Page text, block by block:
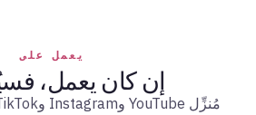
يعمل على
إن كان يعمل،